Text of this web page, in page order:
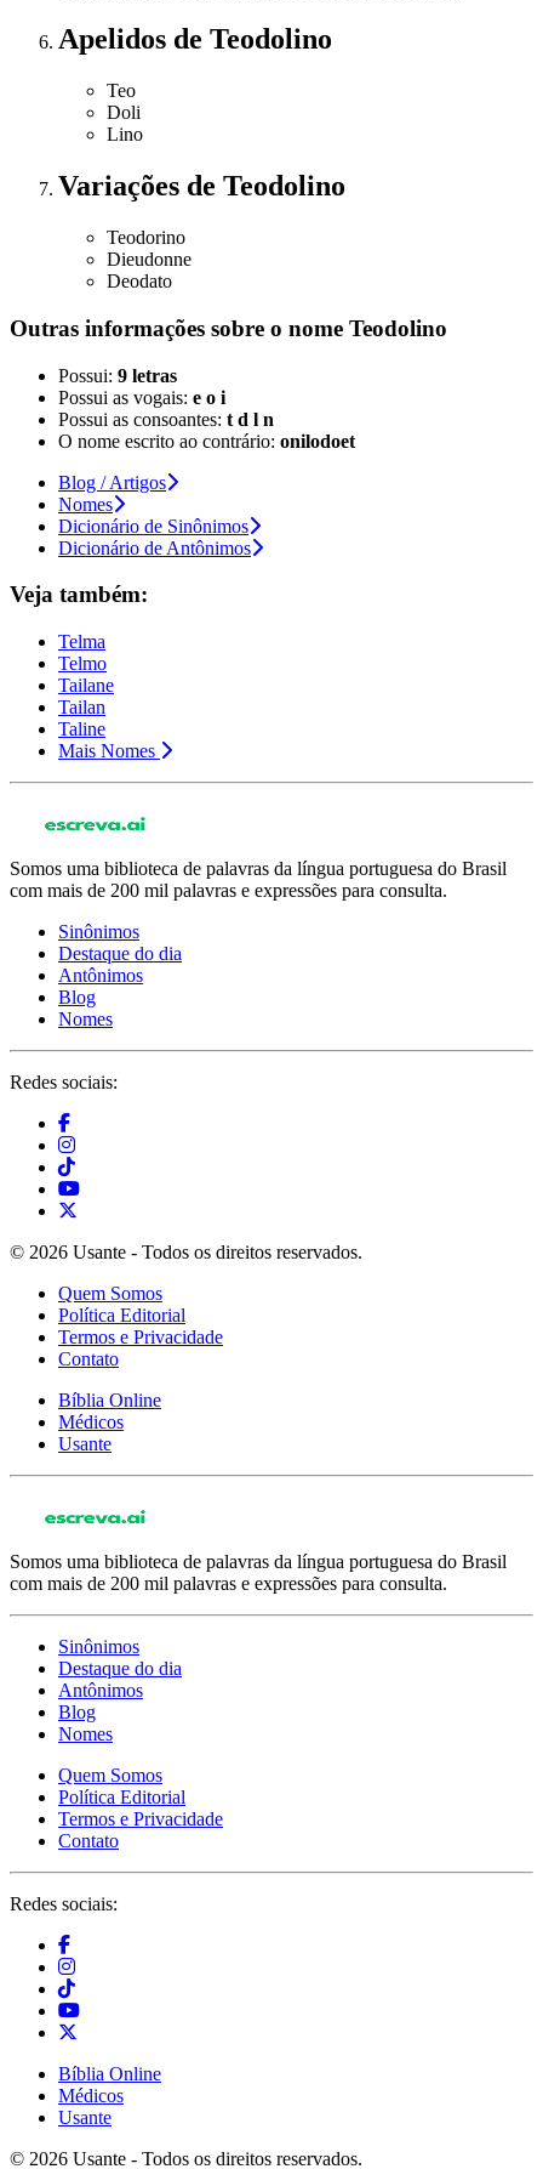
Apelidos de Teodolino
Teo
Doli
Lino
Variações de Teodolino
Teodorino
Dieudonne
Deodato
Outras informações sobre o nome Teodolino
Possui: 9 letras
Possui as vogais: e o i
Possui as consoantes: t d l n
O nome escrito ao contrário: onilodoet
Blog / Artigos
Nomes
Dicionário de Sinônimos
Dicionário de Antônimos
Veja também:
Telma
Telmo
Tailane
Tailan
Taline
Mais Nomes
Somos uma biblioteca de palavras da língua portuguesa do Brasil
com mais de 200 mil palavras e expressões para consulta.
Sinônimos
Destaque do dia
Antônimos
Blog
Nomes
Redes sociais:
© 2026 Usante - Todos os direitos reservados.
Quem Somos
Política Editorial
Termos e Privacidade
Contato
Bíblia Online
Médicos
Usante
Somos uma biblioteca de palavras da língua portuguesa do Brasil
com mais de 200 mil palavras e expressões para consulta.
Sinônimos
Destaque do dia
Antônimos
Blog
Nomes
Quem Somos
Política Editorial
Termos e Privacidade
Contato
Redes sociais:
Bíblia Online
Médicos
Usante
© 2026 Usante - Todos os direitos reservados.